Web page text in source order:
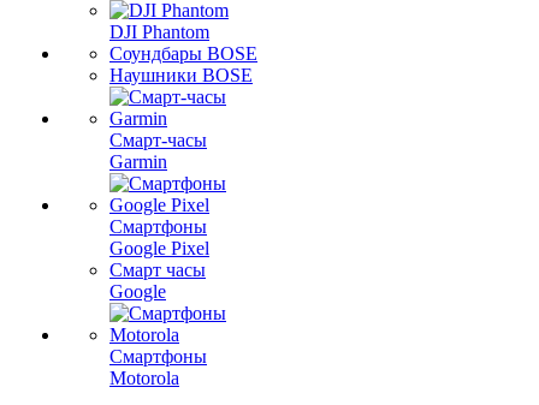
DJI Phantom
Соундбары BOSE
Наушники BOSE
Смарт-часы
Garmin
Смартфоны
Google Pixel
Смарт часы
Google
Смартфоны
Motorola